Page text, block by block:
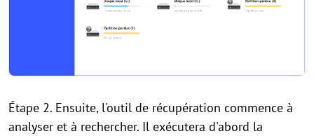
Étape 2. Ensuite, l'outil de récupération commence à
analyser et à rechercher. Il exécutera d'abord la